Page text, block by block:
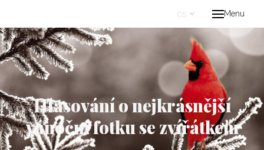
Menu
cs
Hlasování o nejkrásnější
vánoční fotku se zvířátkem